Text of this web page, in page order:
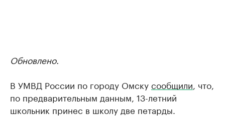
Обновлено.
В УМВД России по городу Омскусообщили, что,
по предварительным данным, 13-летний
школьник принес в школу две петарды.